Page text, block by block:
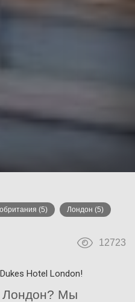
(5) Лондон (5)
12723
Hotel London!
Лондон? Мы